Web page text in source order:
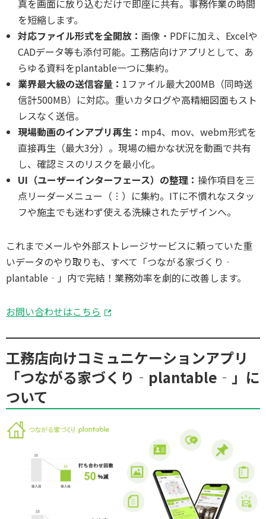
真を画面に放り込むだけで即座に共有。事務作業の時間
を短縮します。
対応ファイル形式を全開放： 画像・PDFに加え、Excelや
CADデータ等も添付可能。工務店向けアプリとして、あ
らゆる資料をplantable一つに集約。
業界最大級の送信容量： 1ファイル最大200MB（同時送
信計500MB）に対応。重いカタログや高精細図面もスト
レスなく送信。
現場動画のインアプリ再生： mp4、mov、webm形式を
直接再生（最大3分）。現場の細かな状況を動画で共有
し、確認ミスのリスクを最小化。
UI（ユーザーインターフェース）の整理： 操作項目を三
点リーダーメニュー（︙）に集約。ITに不慣れなスタッ
フや施主でも迷わず使える洗練されたデザインへ。
これまでメールや外部ストレージサービスに頼っていた重
いデータのやり取りも、すべて「つながる家づくり‐
plantable‐」内で完結！業務効率を劇的に改善します。
お問い合わせはこちら
工務店向けコミュニケーションアプリ
「つながる家づくり‐plantable‐」に
ついて